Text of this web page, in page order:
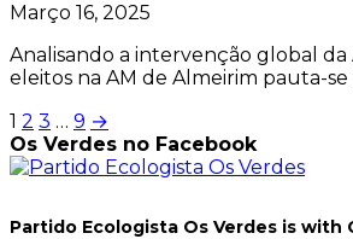
Março 16, 2025
Analisando a intervenção global
eleitos na AM de Almeirim pauta-
Paginação
dos
1 2 3 … 9 →
Os Verdes no Facebook
Partido Ecologista Os Verdes is with